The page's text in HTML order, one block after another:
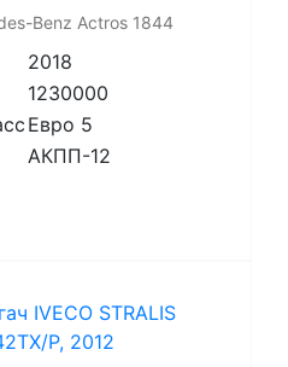
Benz Actros 1844
2018
1230000
Евро 5
АКПП-12